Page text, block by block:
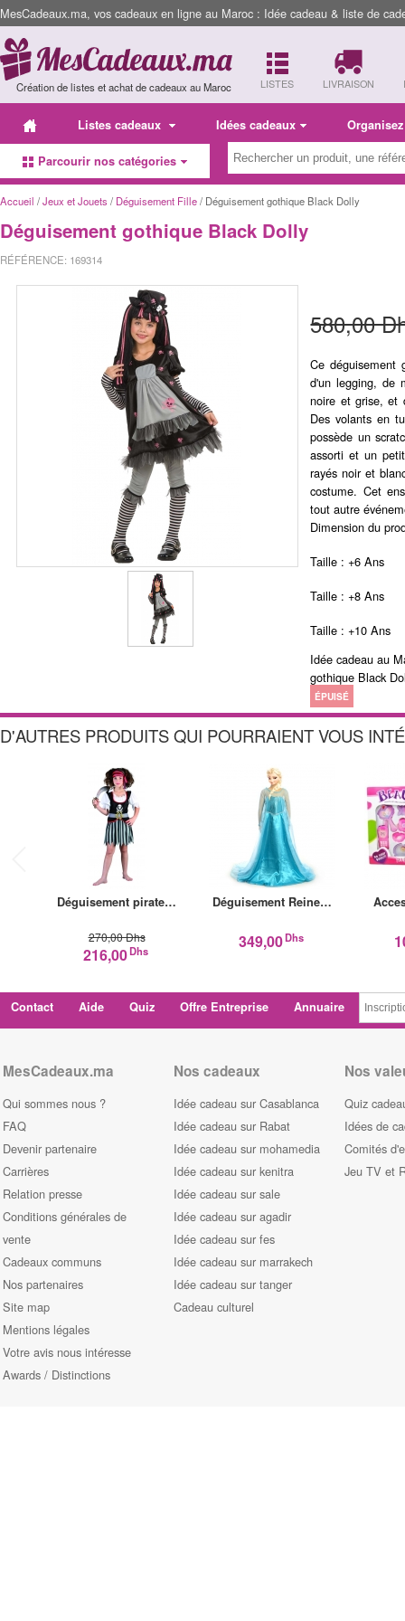
MesCadeaux.ma, vos cadeaux en ligne au Maroc : Idée cadeau & liste de
Création de listes et achat de cadeaux au Maroc LISTES LIVRAISON
Listes cadeaux Idées cadeaux
Parcourir nos catégories
Accueil /Jeux et Jouets / Déguisement Fille/ Déguisement gothique Black Dolly
Déguisement gothique Black Dolly
RÉFÉRENCE: 169314
580,00
Ce déguisement
d'un legging, de
noire et grise, et
Des volants en
possède un
assorti et un
rayés noir et
costume. Cet
tout autre
Dimension du
Taille : +6 Ans
Taille : +8 Ans
Taille : +10 Ans
Idée cadeau au
gothique Black
ÉPUISÉ
D'AUTRES PRODUITS QUI POURRAIENT VOUS
Déguisement pirate…
270,00 Dhs
216,00Dhs
Déguisement Reine…
349,00Dhs
Contact Aide Quiz Offre Entreprise Annuaire
MesCadeaux.ma
Qui sommes nous ?
FAQ
Devenir partenaire
Carrières
Relation presse
Conditions générales de
vente
Cadeaux communs
Nos partenaires
Site map
Mentions légales
Votre avis nous intéresse
Awards / Distinctions
Nos cadeaux
Idée cadeau sur Casablanca
Idée cadeau sur Rabat
Idée cadeau sur mohamedia
Idée cadeau sur kenitra
Idée cadeau sur sale
Idée cadeau sur agadir
Idée cadeau sur fes
Idée cadeau sur marrakech
Idée cadeau sur tanger
Cadeau culturel
Nos
Quiz
Idées de
Comités
Jeu TV et